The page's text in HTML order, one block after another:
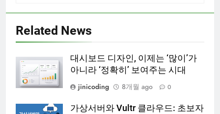
Related News
대시보드 디자인, 이제는 ‘많이’가
아니라 ‘정확히’ 보여주는 시대
jinicoding
8개월 ago 0
가상서버와 Vultr 클라우드: 초보자